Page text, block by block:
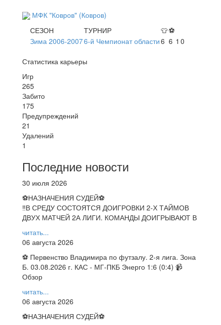
МФК "Ковров" (Ковров)
СЕЗОН
ТУРНИР 👕⚽
Зима 2006-20076-й Чемпионат области6 6 1 0
Статистика карьеры
Игр
265
Забито
175
Предупреждений
21
Удалений
1
Последние новости
30 июля 2026
⚽НАЗНАЧЕНИЯ СУДЕЙ⚽
‼В СРЕДУ СОСТОЯТСЯ ДОИГРОВКИ 2-Х ТАЙМОВ
ДВУХ МАТЧЕЙ 2А ЛИГИ. КОМАНДЫ ДОИГРЫВАЮТ В
читать...
06 августа 2026
⚽ Первенство Владимира по футзалу. 2-я лига. Зона
Б. 03.08.2026 г. КАС - МГ-ПКБ Энерго 1:6 (0:4) 📹
Обзор
читать...
06 августа 2026
⚽НАЗНАЧЕНИЯ СУДЕЙ⚽